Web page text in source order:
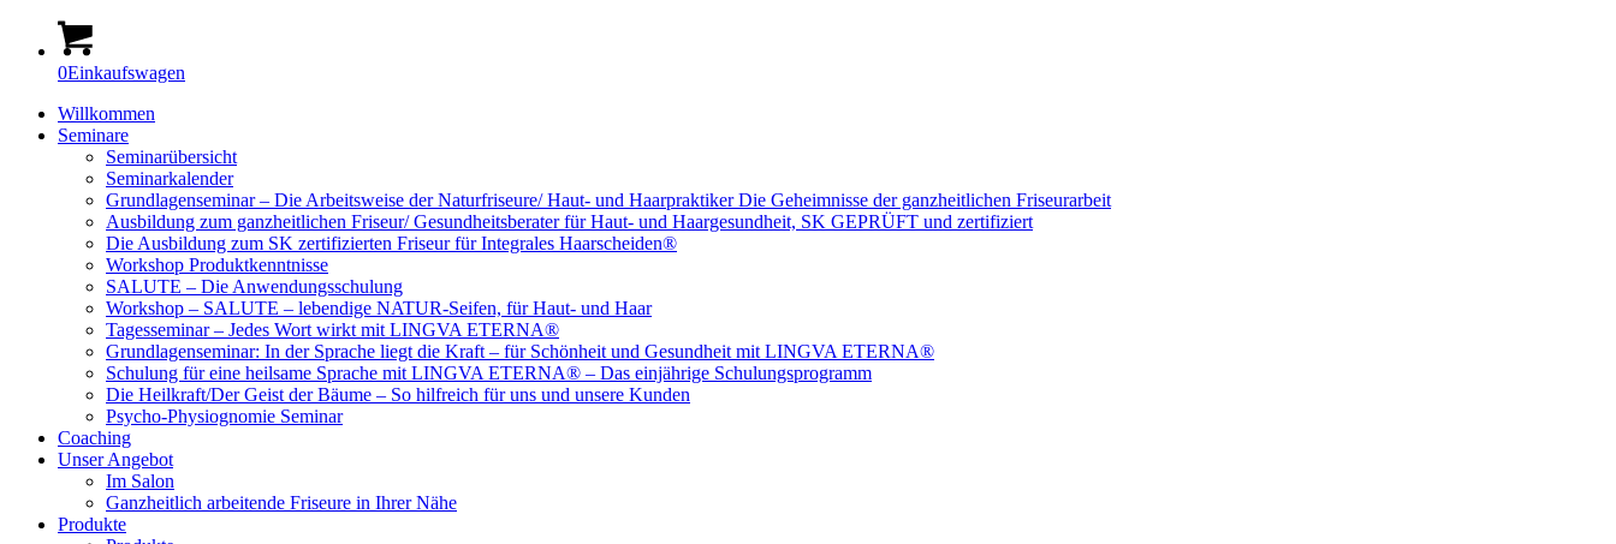
0Einkaufswagen
Willkommen
Seminare
Seminarübersicht
Seminarkalender
Grundlagenseminar – Die Arbeitsweise der Naturfriseure/ Haut- und Haarpraktiker Die Geheimnisse der ganzheitlichen Friseurarbeit
Ausbildung zum ganzheitlichen Friseur/ Gesundheitsberater für Haut- und Haargesundheit, SK GEPRÜFT und zertifiziert
Die Ausbildung zum SK zertifizierten Friseur für Integrales Haarscheiden®
Workshop Produktkenntnisse
SALUTE – Die Anwendungsschulung
Workshop – SALUTE – lebendige NATUR-Seifen, für Haut- und Haar
Tagesseminar – Jedes Wort wirkt mit LINGVA ETERNA®
Grundlagenseminar: In der Sprache liegt die Kraft – für Schönheit und Gesundheit mit LINGVA ETERNA®
Schulung für eine heilsame Sprache mit LINGVA ETERNA® – Das einjährige Schulungsprogramm
Die Heilkraft/Der Geist der Bäume – So hilfreich für uns und unsere Kunden
Psycho-Physiognomie Seminar
Coaching
Unser Angebot
Im Salon
Ganzheitlich arbeitende Friseure in Ihrer Nähe
Produkte